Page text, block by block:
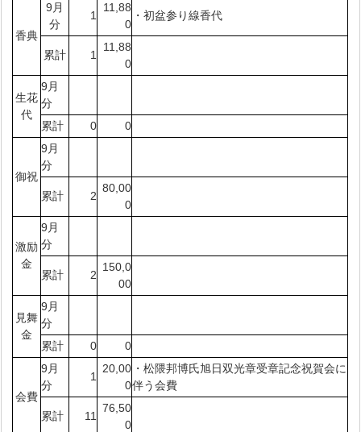
香典
9月
分
1
11,88
0
・初盆参り線香代
累計 1
11,88
0
生花
代
9月
分
累計
0 0
御祝
9月
分
累計 2
80,00
0
激励
金
9月
分
累計 2
150,0
00
見舞
金
9月
分
累計
0 0
会費
9月
分
1
20,00
0
・松隈邦博氏旭日双光章受章記念祝賀会に
伴う会費
累計 11
76,50
0